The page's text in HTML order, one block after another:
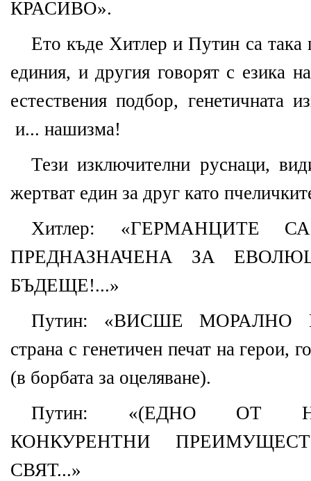
КРАСИВО».
Ето къде Хитлер и Путин са така
единия, и другия говорят с езика
естествения подбор, генетичната
и... нашизма!
Тези изключителни руснаци,
жертват един за друг като
Хитлер: «ГЕРМАНЦИТЕ
ПРЕДНАЗНАЧЕНА ЗА
БЪДЕЩЕ!...»
Путин: «ВИСШЕ МОРАЛНО
страна с генетичен печат на герои,
(в борбата за оцеляване).
Путин: «(ЕДНО ОТ
КОНКУРЕНТНИ
СВЯТ...»